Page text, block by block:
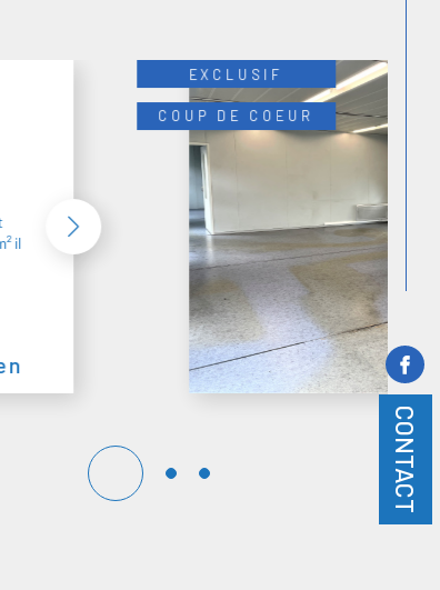
CONTACT
EXCLUSIF
COUP DE COEUR